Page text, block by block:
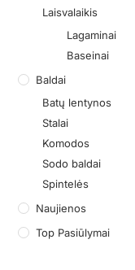
Laisvalaikis
Lagaminai
Baseinai
Baldai
Batų lentynos
Stalai
Komodos
Sodo baldai
Spintelės
Naujienos
Top Pasiūlymai